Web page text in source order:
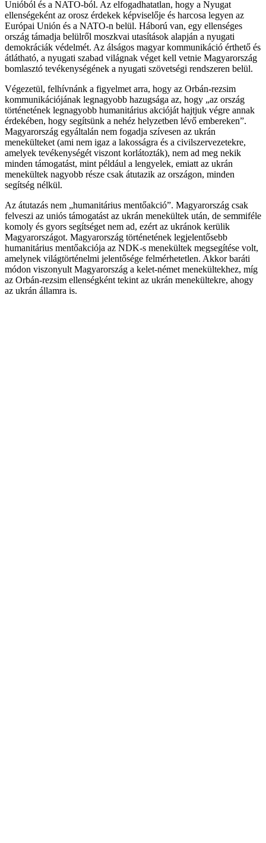
Unióból és a NATO-ból. Az elfogadhatatlan, hogy a Nyugat
ellenségeként az orosz érdekek képviselője és harcosa legyen az
Európai Unión és a NATO-n belül. Háború van, egy ellenséges
ország támadja belülről moszkvai utasítások alapján a nyugati
demokráciák védelmét. Az álságos magyar kommunikáció érthető és
átlátható, a nyugati szabad világnak véget kell vetnie Magyarország
bomlasztó tevékenységének a nyugati szövetségi rendszeren belül.
Végezetül, felhívnánk a figyelmet arra, hogy az Orbán-rezsim
kommunikációjának legnagyobb hazugsága az, hogy „az ország
történetének legnagyobb humanitárius akcióját hajtjuk végre annak
érdekében, hogy segítsünk a nehéz helyzetben lévő embereken”.
Magyarország egyáltalán nem fogadja szívesen az ukrán
menekülteket (ami nem igaz a lakosságra és a civilszervezetekre,
amelyek tevékenységét viszont korlátozták), nem ad meg nekik
minden támogatást, mint például a lengyelek, emiatt az ukrán
menekültek nagyobb része csak átutazik az országon, minden
segítség nélkül.
Az átutazás nem „humanitárius mentőakció”. Magyarország csak
felveszi az uniós támogatást az ukrán menekültek után, de semmiféle
komoly és gyors segítséget nem ad, ezért az ukránok kerülik
Magyarországot. Magyarország történetének legjelentősebb
humanitárius mentőakciója az NDK-s menekültek megsegítése volt,
amelynek világtörténelmi jelentősége felmérhetetlen. Akkor baráti
módon viszonyult Magyarország a kelet-német menekültekhez, míg
az Orbán-rezsim ellenségként tekint az ukrán menekültekre, ahogy
az ukrán államra is.